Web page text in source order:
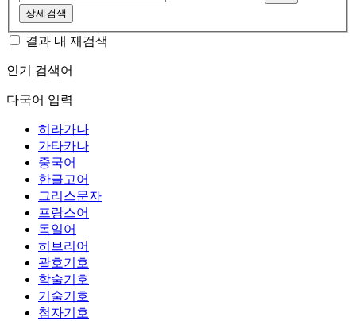
상세검색
결과 내 재검색
인기 검색어
다국어 입력
히라가나
가타카나
중국어
한글고어
그리스문자
프랑스어
독일어
히브리어
괄호기호
학술기호
기술기호
첨자기호